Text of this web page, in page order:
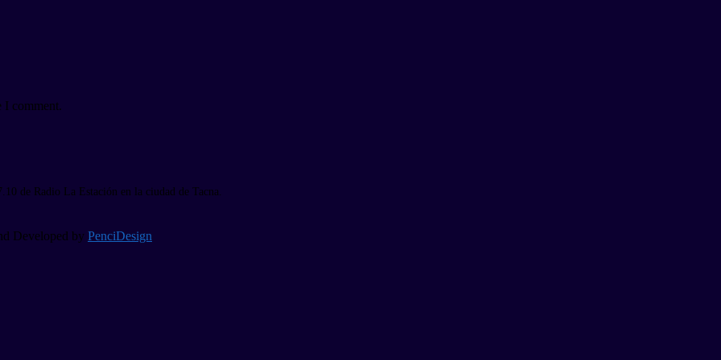
I comment.
de Radio La Estación en la ciudad de Tacna.
Developed by PenciDesign